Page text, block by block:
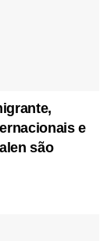
e
são